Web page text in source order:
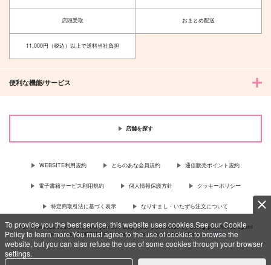
To provide you the best service, this website uses cookies.See our Cookie
Policy to learn more.You must agree to the use of cookies to browse the
website, but you can also refuse the use of some cookies through your browser
settings.
店頭受取 おまとめ配送
11,000円（税込）以上で送料当社負担
便利な機能/サービス
店舗を探す
WEBSITE利用規約 とらのあな会員規約 通信販売ポイント規約
電子書籍サービス利用規約 個人情報保護方針 クッキーポリシー
特定商取引法に基づく表示 なりすまし・いたずら注文について
For Overseas customer, now you can ship your purchases by using purchases agent
services “AOCS”! Click {more…} for more information …more